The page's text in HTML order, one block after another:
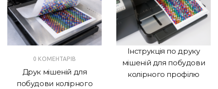
0 КОМЕНТАРІВ
Друк мішеній для
побудови колірного
Інструкція по друку
мішеній для побудови
колірного профілю